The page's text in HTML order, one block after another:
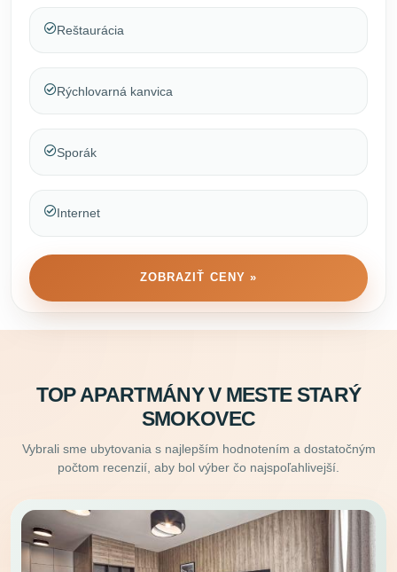
Reštaurácia
Rýchlovarná kanvica
Sporák
Internet
ZOBRAZIŤ CENY »
TOP APARTMÁNY V MESTE STARÝ
SMOKOVEC
Vybrali sme ubytovania s najlepším hodnotením a dostatočným
počtom recenzií, aby bol výber čo najspoľahlivejší.